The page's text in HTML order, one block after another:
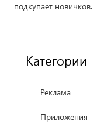
подкупает новичков.
Категории
Реклама
Приложения